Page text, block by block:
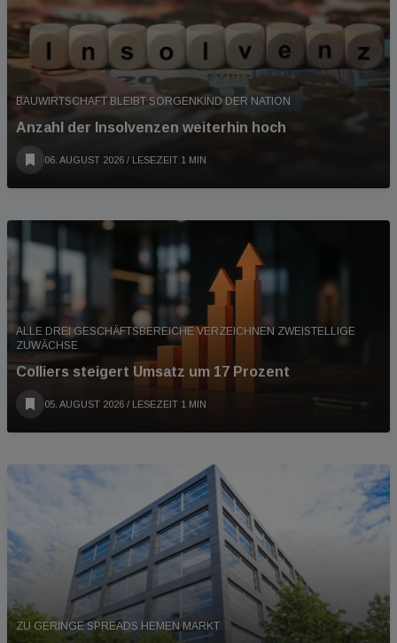
BAUWIRTSCHAFT BLEIBT SORGENKIND DER NATION
Anzahl der Insolvenzen weiterhin hoch
06. AUGUST 2026 / LESEZEIT 1 MIN
ALLE DREI GESCHÄFTSBEREICHE VERZEICHNEN ZWEISTELLIGE
ZUWÄCHSE
Colliers steigert Umsatz um 17 Prozent
05. AUGUST 2026 / LESEZEIT 1 MIN
ZU GERINGE SPREADS HEMEN MARKT